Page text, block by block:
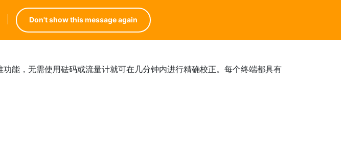
Don't show this message again
产品搜索器
能，无需使用砝码或流量计就可在几分钟内进行精确校正。每个终端都具有